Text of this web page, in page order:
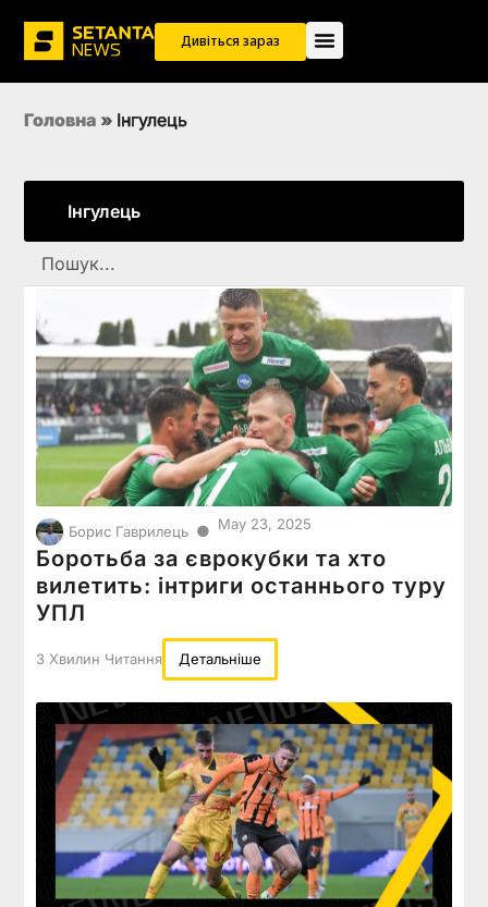
Дивіться зараз
Головна » Інгулець
Інгулець
Борис Гаврилець ● May 23, 2025
Боротьба за єврокубки та хто
вилетить: інтриги останнього туру
УПЛ
3 Хвилин Читання Детальніше